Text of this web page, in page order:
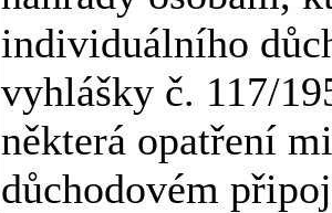
individuálního
vyhlášky č. 117/
některá opatření
důchodovém